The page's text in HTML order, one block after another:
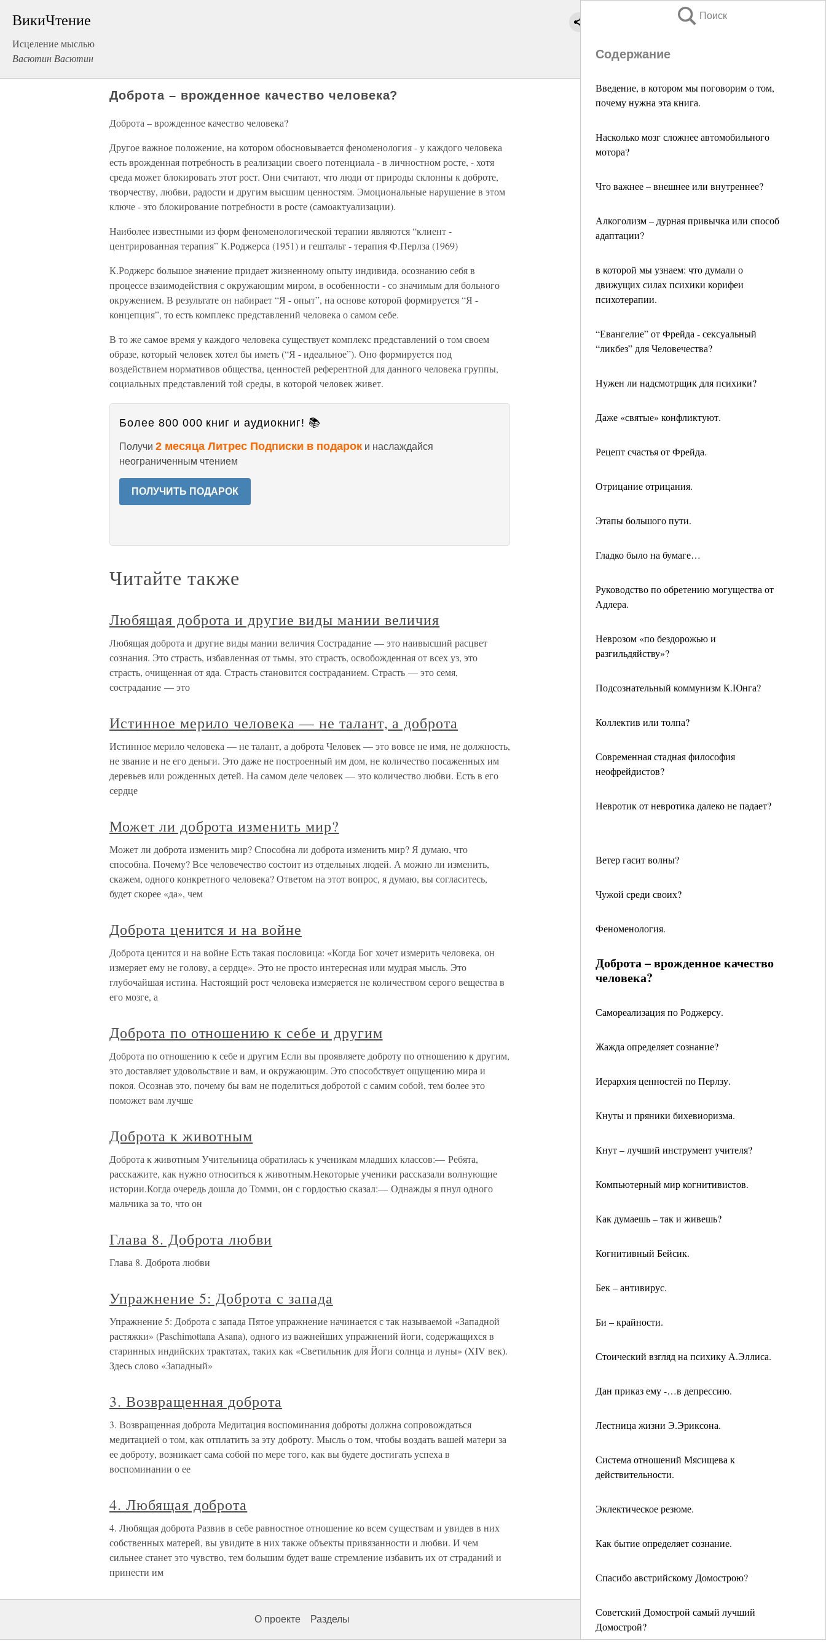
ВикиЧтение
Исцеление мыслью
Васютин Васютин
Поиск
Содержание
Введение, в котором мы поговорим о том,
почему нужна эта книга.
Насколько мозг сложнее автомобильного
мотора?
Что важнее – внешнее или внутреннее?
Алкоголизм – дурная привычка или способ
адаптации?
в которой мы узнаем: что думали о
движущих силах психики корифеи
психотерапии.
“Евангелие” от Фрейда - сексуальный
“ликбез” для Человечества?
Нужен ли надсмотрщик для психики?
Даже «святые» конфликтуют.
Рецепт счастья от Фрейда.
Отрицание отрицания.
Этапы большого пути.
Гладко было на бумаге…
Руководство по обретению могущества от
Адлера.
Неврозом «по бездорожью и
разгильдяйству»?
Подсознательный коммунизм К.Юнга?
Коллектив или толпа?
Современная стадная философия
неофрейдистов?
Невротик от невротика далеко не падает?
Ветер гасит волны?
Чужой среди своих?
Феноменология.
Доброта – врожденное качество
человека?
Самореализация по Роджерсу.
Жажда определяет сознание?
Иерархия ценностей по Перлзу.
Кнуты и пряники бихевиоризма.
Кнут – лучший инструмент учителя?
Компьютерный мир когнитивистов.
Как думаешь – так и живешь?
Когнитивный Бейсик.
Бек – антивирус.
Би – крайности.
Стоический взгляд на психику А.Эллиса.
Дан приказ ему -…в депрессию.
Лестница жизни Э.Эриксона.
Система отношений Мясищева к
действительности.
Эклектическое резюме.
Как бытие определяет сознание.
Спасибо австрийскому Домострою?
Советский Домострой самый лучший
Домострой?
Доброта – врожденное качество человека?
Доброта – врожденное качество человека?
Другое важное положение, на котором обосновывается феноменология - у каждого человека
есть врожденная потребность в реализации своего потенциала - в личностном росте, - хотя
среда может блокировать этот рост. Они считают, что люди от природы склонны к доброте,
творчеству, любви, радости и другим высшим ценностям. Эмоциональные нарушение в этом
ключе - это блокирование потребности в росте (самоактуализации).
Наиболее известными из форм феноменологической терапии являются “клиент -
центрированная терапия” К.Роджерса (1951) и гештальт - терапия Ф.Перлза (1969)
К.Роджерс большое значение придает жизненному опыту индивида, осознанию себя в
процессе взаимодействия с окружающим миром, в особенности - со значимым для больного
окружением. В результате он набирает “Я - опыт”, на основе которой формируется “Я -
концепция”, то есть комплекс представлений человека о самом себе.
В то же самое время у каждого человека существует комплекс представлений о том своем
образе, который человек хотел бы иметь (“Я - идеальное”). Оно формируется под
воздействием нормативов общества, ценностей референтной для данного человека группы,
социальных представлений той среды, в которой человек живет.
Более 800 000 книг и аудиокниг! 📚
Получи 2 месяца Литрес Подписки в подарок и наслаждайся
неограниченным чтением
ПОЛУЧИТЬ ПОДАРОК
Читайте также
Любящая доброта и другие виды мании величия
Любящая доброта и другие виды мании величия Сострадание — это наивысший расцвет
сознания. Это страсть, избавленная от тьмы, это страсть, освобожденная от всех уз, это
страсть, очищенная от яда. Страсть становится состраданием. Страсть — это семя,
сострадание — это
Истинное мерило человека — не талант, а доброта
Истинное мерило человека — не талант, а доброта Человек — это вовсе не имя, не должность,
не звание и не его деньги. Это даже не построенный им дом, не количество посаженных им
деревьев или рожденных детей. На самом деле человек — это количество любви. Есть в его
сердце
Может ли доброта изменить мир?
Может ли доброта изменить мир? Способна ли доброта изменить мир? Я думаю, что
способна. Почему? Все человечество состоит из отдельных людей. А можно ли изменить,
скажем, одного конкретного человека? Ответом на этот вопрос, я думаю, вы согласитесь,
будет скорее «да», чем
Доброта ценится и на войне
Доброта ценится и на войне Есть такая пословица: «Когда Бог хочет измерить человека, он
измеряет ему не голову, а сердце». Это не просто интересная или мудрая мысль. Это
глубочайшая истина. Настоящий рост человека измеряется не количеством серого вещества в
его мозге, а
Доброта по отношению к себе и другим
Доброта по отношению к себе и другим Если вы проявляете доброту по отношению к другим,
это доставляет удовольствие и вам, и окружающим. Это способствует ощущению мира и
покоя. Осознав это, почему бы вам не поделиться добротой с самим собой, тем более это
поможет вам лучше
Доброта к животным
Доброта к животным Учительница обратилась к ученикам младших классов:— Ребята,
расскажите, как нужно относиться к животным.Некоторые ученики рассказали волнующие
истории.Когда очередь дошла до Томми, он с гордостью сказал:— Однажды я пнул одного
мальчика за то, что он
Глава 8. Доброта любви
Глава 8. Доброта любви
Упражнение 5: Доброта с запада
Упражнение 5: Доброта с запада Пятое упражнение начинается с так называемой «Западной
растяжки» (Paschimottana Asana), одного из важнейших упражнений йоги, содержащихся в
старинных индийских трактатах, таких как «Светильник для Йоги солнца и луны» (XIV век).
Здесь слово «Западный»
3. Возвращенная доброта
3. Возвращенная доброта Медитация воспоминания доброты должна сопровождаться
медитацией о том, как отплатить за эту доброту. Мысль о том, чтобы воздать вашей матери за
ее доброту, возникает сама собой по мере того, как вы будете достигать успеха в
воспоминании о ее
4. Любящая доброта
4. Любящая доброта Развив в себе равностное отношение ко всем существам и увидев в них
собственных матерей, вы увидите в них также объекты привязанности и любви. И чем
сильнее станет это чувство, тем большим будет ваше стремление избавить их от страданий и
принести им
О проекте Разделы